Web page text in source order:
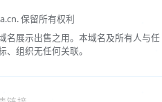
保留所有权利
名展示出售之用。本域名及所有人与任
、组织无任何关联。